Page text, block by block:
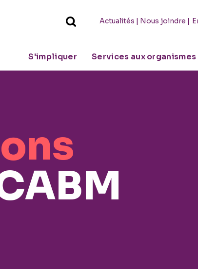
Actualités | Nous joindre |
S'impliquer Services aux organismes